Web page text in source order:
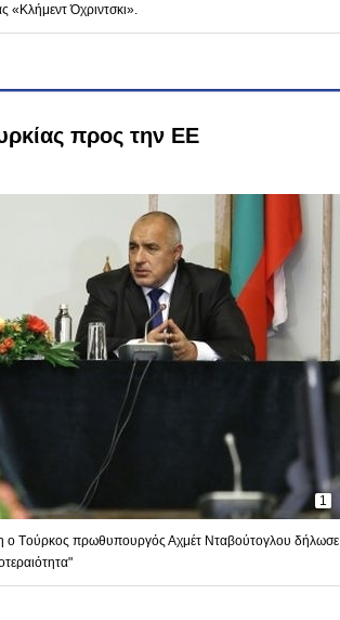
«Κλήμεντ Όχριντσκι».
προς την ΕΕ
1
ο Тούρκος πρωθυπουργός Αχμέτ Νταβούτογλου δήλωσε